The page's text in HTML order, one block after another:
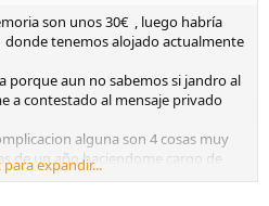
son unos 30€ , luego habría
tenemos alojado actualmente
porque aun no sabemos si jandro al
a contestado al mensaje privado
alguna son 4 cosas muy
de un año haciendome cargo de
el poco tiempo que tengo porque
para expandir...